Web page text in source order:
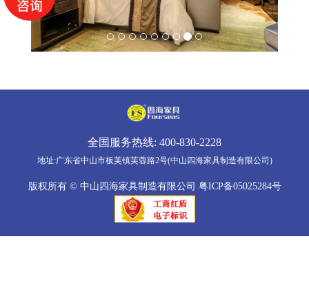
全国服务热线: 400-830-2228
地址:广东省中山市板芙镇芙蓉路2号(中山四海家具制造有限公司)
版权所有 © 中山四海家具制造有限公司 粤ICP备05025284号